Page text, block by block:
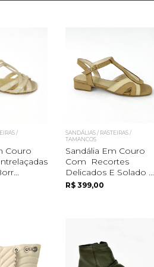
/
Couro
SANDÁLIAS / RASTEIRAS /
TAMANCOS
Sandália Em Couro
Com Recortes
Delicados E Solado ...
R$ 399,00